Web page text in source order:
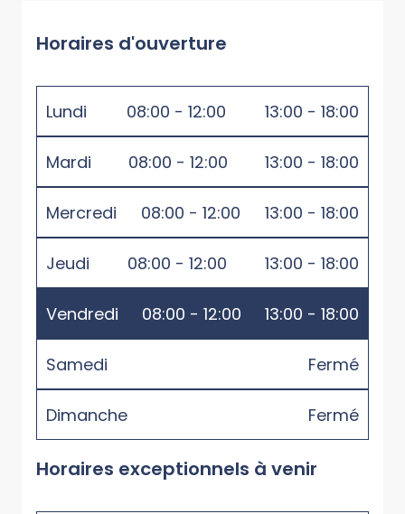
Horaires d'ouverture
Lundi 08:00 - 12:00 13:00 - 18:00
Mardi 08:00 - 12:00 13:00 - 18:00
Mercredi 08:00 - 12:00 13:00 - 18:00
Jeudi 08:00 - 12:00 13:00 - 18:00
Vendredi 08:00 - 12:00 13:00 - 18:00
Samedi Fermé
Dimanche Fermé
Horaires exceptionnels à venir